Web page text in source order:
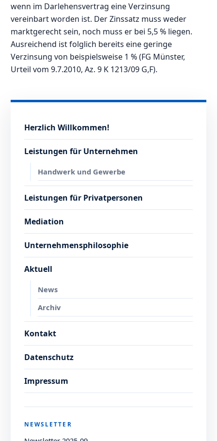
wenn im Darlehensvertrag eine Verzinsung
vereinbart worden ist. Der Zinssatz muss weder
marktgerecht sein, noch muss er bei 5,5 % liegen.
Ausreichend ist folglich bereits eine geringe
Verzinsung von beispielsweise 1 % (FG Münster,
Urteil vom 9.7.2010, Az. 9 K 1213/09 G,F).
Herzlich Willkommen!
Leistungen für Unternehmen
Handwerk und Gewerbe
Leistungen für Privatpersonen
Mediation
Unternehmensphilosophie
Aktuell
News
Archiv
Kontakt
Datenschutz
Impressum
NEWSLETTER